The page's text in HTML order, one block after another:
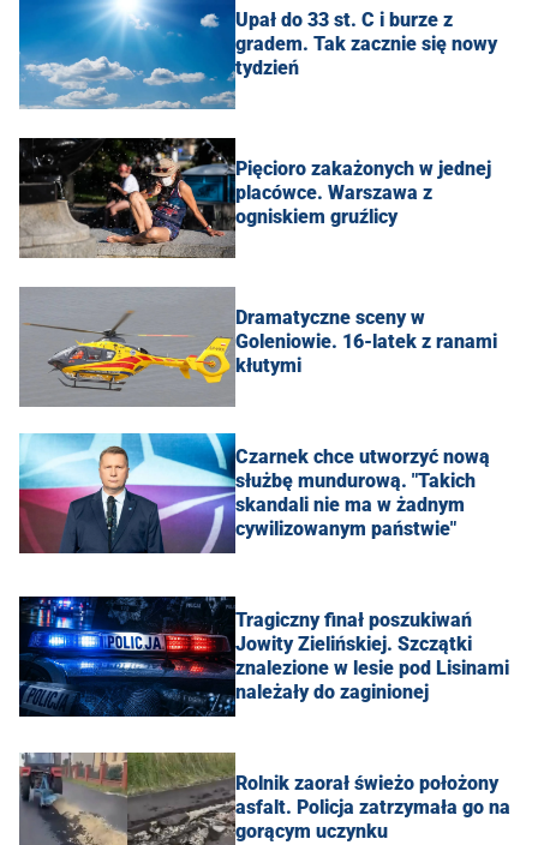
Upał do 33 st. C i burze z
gradem. Tak zacznie się nowy
tydzień
Pięcioro zakażonych w jednej
placówce. Warszawa z
ogniskiem gruźlicy
Dramatyczne sceny w
Goleniowie. 16-latek z ranami
kłutymi
Czarnek chce utworzyć nową
służbę mundurową. "Takich
skandali nie ma w żadnym
cywilizowanym państwie"
Tragiczny finał poszukiwań
Jowity Zielińskiej. Szczątki
znalezione w lesie pod Lisinami
należały do zaginionej
Rolnik zaorał świeżo położony
asfalt. Policja zatrzymała go na
gorącym uczynku